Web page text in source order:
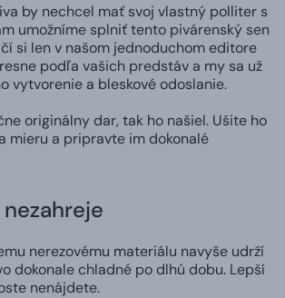
by nechcel mať svoj vlastný polliter s
umožníme splniť tento pivárenský sen
si len v našom jednoduchom editore
podľa vašich predstáv a my sa už
vytvorenie a bleskové odoslanie.
originálny dar, tak ho našiel. Ušite ho
mieru a pripravte im dokonalé
nerezovému materiálu navyše udrží
dokonale chladné po dlhú dobu. Lepší
nenájdete.